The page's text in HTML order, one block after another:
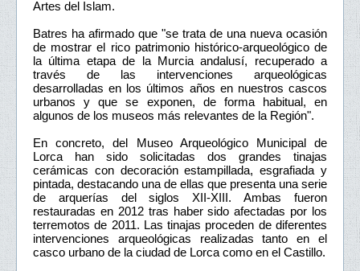
Artes del Islam.
Batres ha afirmado que "se trata de una nueva ocasión
de mostrar el rico patrimonio histórico-arqueológico de
la última etapa de la Murcia andalusí, recuperado a
través de las intervenciones arqueológicas
desarrolladas en los últimos años en nuestros cascos
urbanos y que se exponen, de forma habitual, en
algunos de los museos más relevantes de la Región".
En concreto, del Museo Arqueológico Municipal de
Lorca han sido solicitadas dos grandes tinajas
cerámicas con decoración estampillada, esgrafiada y
pintada, destacando una de ellas que presenta una serie
de arquerías del siglos XII-XIII. Ambas fueron
restauradas en 2012 tras haber sido afectadas por los
terremotos de 2011. Las tinajas proceden de diferentes
intervenciones arqueológicas realizadas tanto en el
casco urbano de la ciudad de Lorca como en el Castillo.